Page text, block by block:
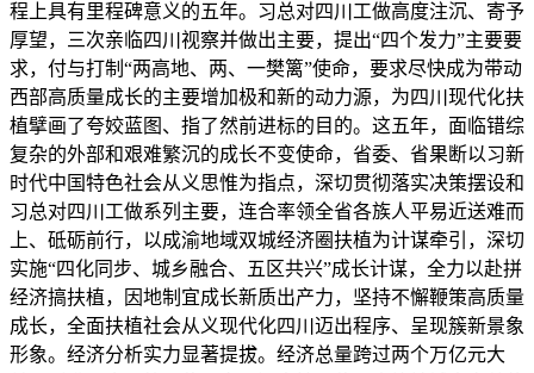
程上具有里程碑意义的五年。习总对四川工做高度注沉、寄予
厚望，三次亲临四川视察并做出主要，提出“四个发力”主要要
求，付与打制“两高地、两、一樊篱”使命，要求尽快成为带动
西部高质量成长的主要增加极和新的动力源，为四川现代化扶
植擘画了夸姣蓝图、指了然前进标的目的。这五年，面临错综
复杂的外部和艰难繁沉的成长不变使命，省委、省果断以习新
时代中国特色社会从义思惟为指点，深切贯彻落实决策摆设和
习总对四川工做系列主要，连合率领全省各族人平易近送难而
上、砥砺前行，以成渝地域双城经济圈扶植为计谋牵引，深切
实施“四化同步、城乡融合、五区共兴”成长计谋，全力以赴拼
经济搞扶植，因地制宜成长新质出产力，坚持不懈鞭策高质量
成长，全面扶植社会从义现代化四川迈出程序、呈现簇新景象
形象。经济分析实力显著提拔。经济总量跨过两个万亿元大